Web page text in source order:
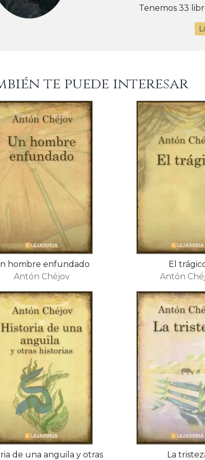
Tenemos 33
te puede interesar
hombre enfundado
Antón Chéjov
El
Antón
de una anguila y otras La